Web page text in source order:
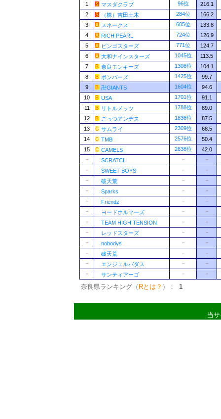
1 マスダクラブ 96位
216.1
2
（株）吉田土木 284位
166.2
3
スネークス 605位
133.8
4
RICH PEARL 724位
126.9
5
ビンゴスターズ 771位
124.7
6
大和ナインスターズ 1045位
113.5
7
奈良モンキーズ 1308位
104.1
8
ボンバーズ 1425位
99.7
9
卍GIANTS 1604位
94.6
10
USA 1701位
91.1
11
リトルメッツ 1788位
89.0
12
ごっつアンデス 1836位
87.5
13
サムライ 2309位
68.5
14
TMB 2576位
50.4
15
CAMELS 2638位
42.0
－
SCRATCH －
－
－
SWEET BOYS －
－
－
破天荒 －
－
－
Sparks －
－
－
Friendz －
－
－
ヨードホルマーズ －
－
－
TEAM HIGH TENSION －
－
－
レッドスターズ －
－
－
nobodys －
－
－
破天荒 －
－
－
エンジェルバダス －
－
－
サンティアーゴ － －
奈良県ランキング（ Rとは？ ）： 1
当